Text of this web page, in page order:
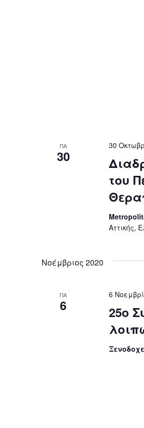
ΠΑ
30
του
30
Αττικής,
Νοέμβριος 2020
ΠΑ
6
25ο
6